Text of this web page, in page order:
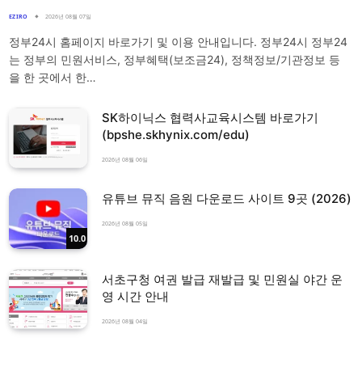
EZIRO 2026년 08월 07일
정부24시 홈페이지 바로가기 및 이용 안내입니다. 정부24시 정부24
는 정부의 민원서비스, 정부혜택(보조금24), 정책정보/기관정보 등
을 한 곳에서 한…
SK하이닉스 협력사교육시스템 바로가기
(bpshe.skhynix.com/edu)
2026년 08월 06일
10.0
유튜브 뮤직 음원 다운로드 사이트 9곳 (2026)
2026년 08월 05일
서초구청 여권 발급 재발급 및 민원실 야간 운
영 시간 안내
2026년 08월 04일